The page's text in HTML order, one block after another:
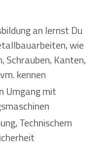
an lernst Du
wie
Schrauben, Kanten,
kennen
Umgang mit
Technischem